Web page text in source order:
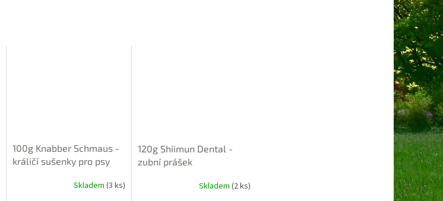
100g Knabber Schmaus -
králičí sušenky pro psy
Skladem (3 ks)
120g Shiimun Dental -
zubní prášek
Skladem(2 ks)